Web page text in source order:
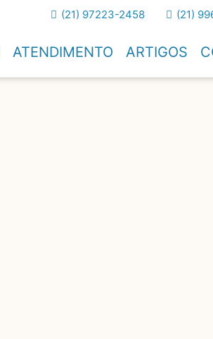
ATENDIMENTO ARTIGOS
(21) 97223-2458 (21)